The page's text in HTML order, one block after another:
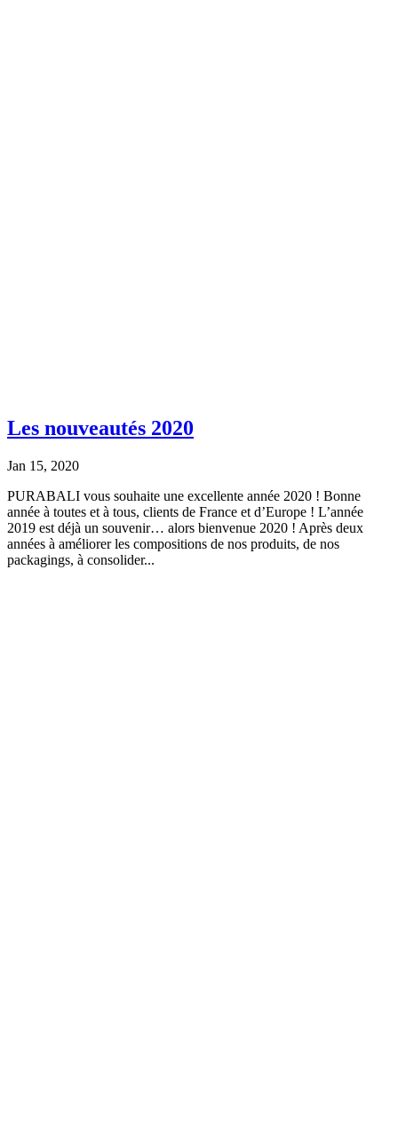
Les nouveautés 2020
Jan 15, 2020
PURABALI vous souhaite une excellente année 2020 ! Bonne
année à toutes et à tous, clients de France et d’Europe ! L’année
2019 est déjà un souvenir… alors bienvenue 2020 ! Après deux
années à améliorer les compositions de nos produits, de nos
packagings, à consolider...